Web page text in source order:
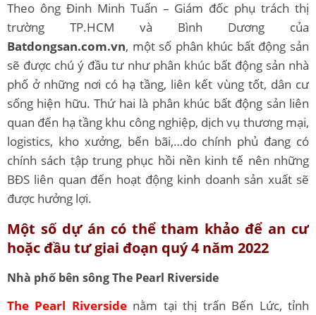
Theo ông Đinh Minh Tuấn – Giám đốc phụ trách thị
trường TP.HCM và Bình Dương của
Batdongsan.com.vn, một số phân khúc bất động sản
sẽ được chú ý đầu tư như phân khúc bất động sản nhà
phố ở những nơi có hạ tầng, liên kết vùng tốt, dân cư
sống hiện hữu. Thứ hai là phân khúc bất động sản liên
quan đến hạ tầng khu công nghiệp, dịch vụ thương mại,
logistics, kho xưởng, bến bãi,…do chính phủ đang có
chính sách tập trung phục hồi nền kinh tế nên những
BĐS liên quan đến hoạt động kinh doanh sản xuất sẽ
được hưởng lợi.
Một số dự án có thể tham khảo để an cư
hoặc đầu tư giai đoạn quý 4 năm 2022
Nhà phố bên sông The Pearl Riverside
The Pearl Riverside nằm tại thị trấn Bến Lức, tỉnh